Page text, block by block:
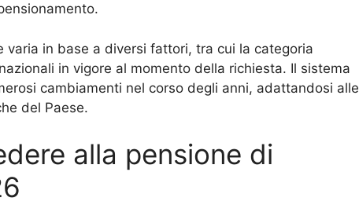
varia in base a diversi fattori, tra cui la categoria
in vigore al momento della richiesta. Il sistema
cambiamenti nel corso degli anni, adattandosi alle
del Paese.
alla pensione di